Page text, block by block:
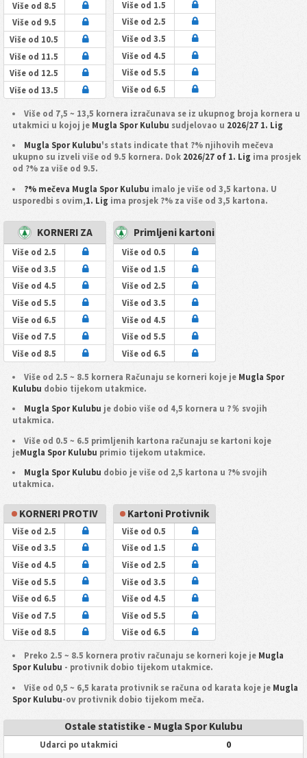
Više od 8.5
Više od 9.5
Više od 10.5
Više od 11.5
Više od 12.5
Više od 13.5
Više od 1.5
Više od 2.5
Više od 3.5
Više od 4.5
Više od 5.5
Više od 6.5
Više od 7,5 ~ 13,5 kornera izračunava se iz ukupnog broja kornera u
utakmici u kojoj je Mugla Spor Kulubu sudjelovao u 2026/27 1. Lig
Mugla Spor Kulubu's stats indicate that ?% njihovih mečeva
ukupno su izveli više od 9.5 kornera. Dok 2026/27 of 1. Lig ima prosjek
od ?% za više od 9.5.
?% mečeva Mugla Spor Kulubu imalo je više od 3,5 kartona. U
usporedbi s ovim,1. Lig ima prosjek ?% za više od 3,5 kartona.
KORNERI ZA
Više od 2.5
Više od 3.5
Više od 4.5
Više od 5.5
Više od 6.5
Više od 7.5
Više od 8.5
Primljeni kartoni
Više od 0.5
Više od 1.5
Više od 2.5
Više od 3.5
Više od 4.5
Više od 5.5
Više od 6.5
Više od 2.5 ~ 8.5 kornera Računaju se korneri koje je Mugla Spor
Kulubu dobio tijekom utakmice.
Mugla Spor Kulubu je dobio više od 4,5 kornera u ?％ svojih
utakmica.
Više od 0.5 ~ 6.5 primljenih kartona računaju se kartoni koje
jeMugla Spor Kulubu primio tijekom utakmice.
Mugla Spor Kulubu dobio je više od 2,5 kartona u ?% svojih
utakmica.
KORNERI PROTIV
Više od 2.5
Više od 3.5
Više od 4.5
Više od 5.5
Više od 6.5
Više od 7.5
Više od 8.5
Kartoni Protivnik
Više od 0.5
Više od 1.5
Više od 2.5
Više od 3.5
Više od 4.5
Više od 5.5
Više od 6.5
Preko 2.5 ~ 8.5 kornera protiv računaju se korneri koje je Mugla
Spor Kulubu - protivnik dobio tijekom utakmice.
Više od 0,5 ~ 6,5 karata protivnik se računa od karata koje je Mugla
Spor Kulubu-ov protivnik dobio tijekom meča.
Ostale statistike - Mugla Spor Kulubu
Udarci po utakmici 0